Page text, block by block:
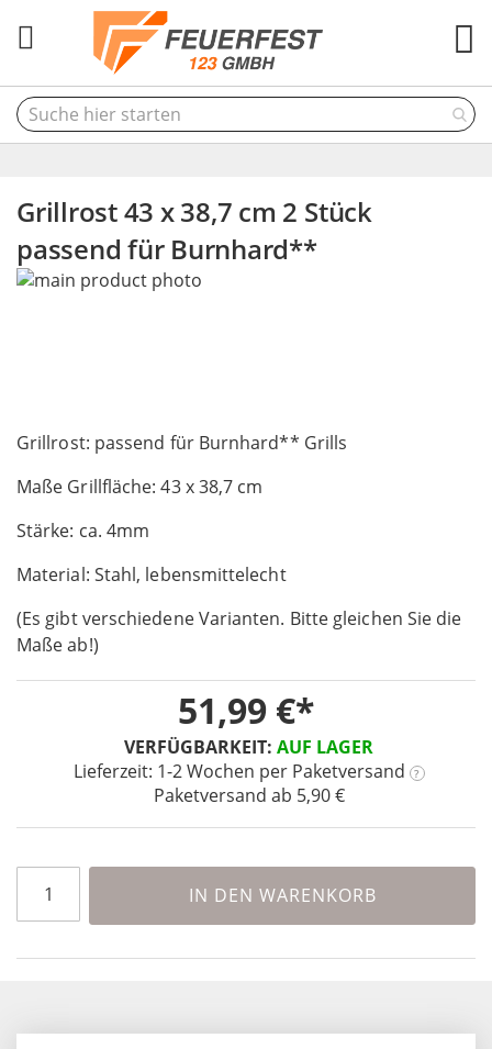
Grillrost 43 x 38,7 cm 2 Stück
passend für Burnhard**
Grillrost: passend für Burnhard** Grills
Maße Grillfläche: 43 x 38,7 cm
Stärke: ca. 4mm
Material: Stahl, lebensmittelecht
(Es gibt verschiedene Varianten. Bitte gleichen Sie die
Maße ab!)
VERFÜGBARKEIT: AUF LAGER
Lieferzeit: 1-2 Wochen per Paketversand ?
Paketversand ab 5,90 €
51,99 €
IN DEN WARENKORB
Skip
gallery
to
beginning
the
images
gallery